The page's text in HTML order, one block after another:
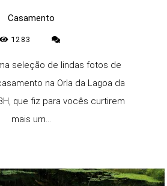
Casamento
1283
seleção de lindas fotos de
na Orla da Lagoa da
que fiz para vocês curtirem
mais um...